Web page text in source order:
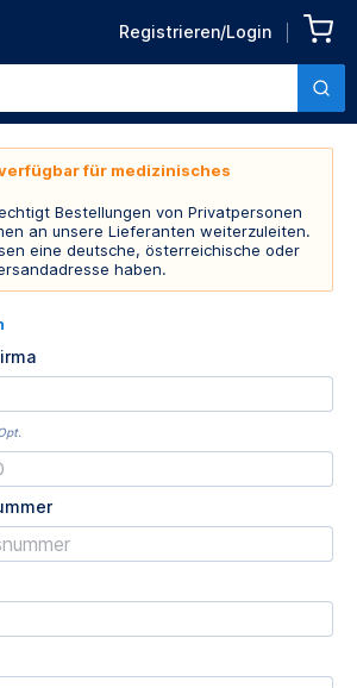
Registrieren/Login
für medizinisches
Bestellungen von Privatpersonen
an unsere Lieferanten weiterzuleiten.
eine deutsche, österreichische oder
haben.